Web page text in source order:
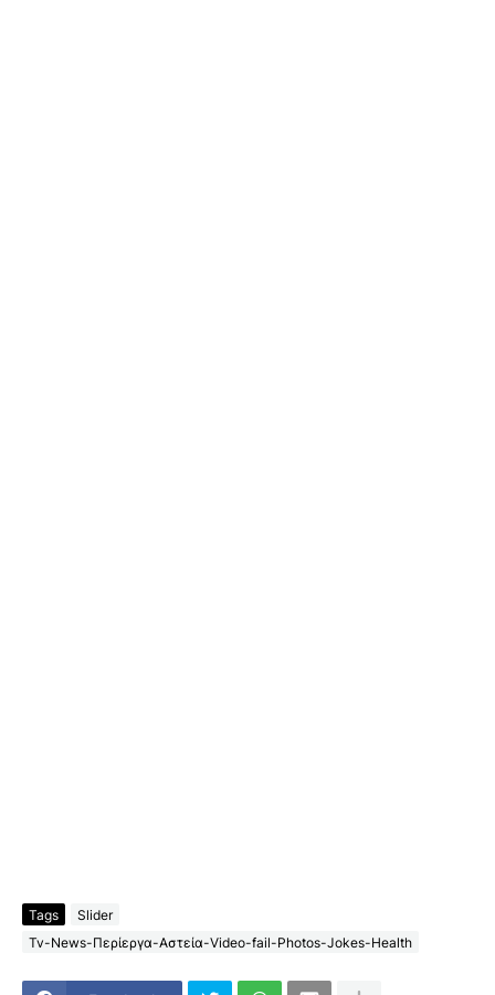
Tags
Slider
Tv-News-Περίεργα-Αστεία-Video-fail-Photos-Jokes-Health